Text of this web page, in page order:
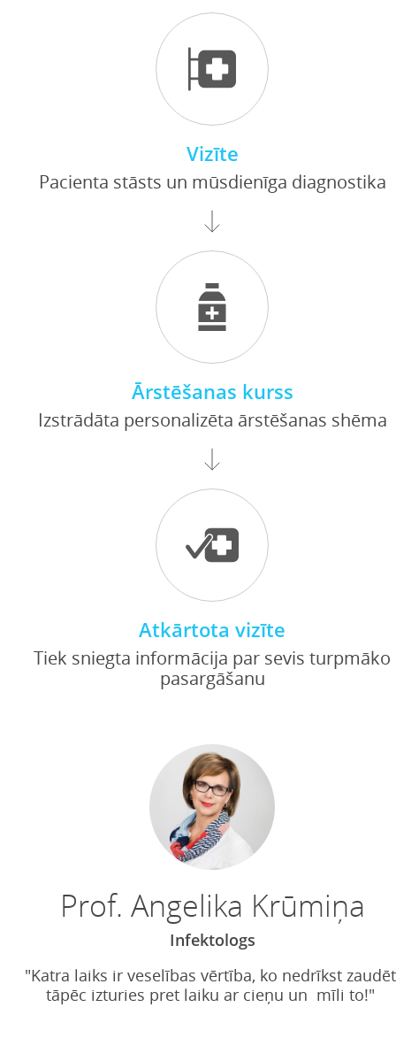
Vizīte
Pacienta stāsts un mūsdienīga diagnostika
Ārstēšanas kurss
Izstrādāta personalizēta ārstēšanas shēma
Atkārtota vizīte
Tiek sniegta informācija par sevis turpmāko
pasargāšanu
Prof. Angelika Krūmiņa
Infektologs
"Katra laiks ir veselības vērtība, ko nedrīkst
tāpēc izturies pret laiku ar cieņu un mīli to!"